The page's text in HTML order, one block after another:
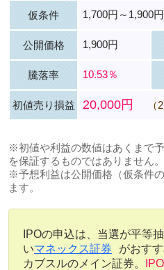
仮条件 1,700円～1,900円
公開価格 1,900円
騰落率 10.53％
初値売り損益 20,000円
※初値や利益の数値はあくまで
を保証するものではありません。
※予想利益は公開価格（仮条件
ます。
IPOの申込は、当選が平等
いマネックス証券 がおす
カブスルのメイン証券。